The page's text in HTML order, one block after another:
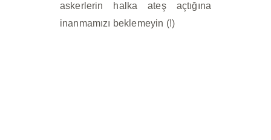
askerlerin halka ateş açtığına
inanmamızı beklemeyin (!)